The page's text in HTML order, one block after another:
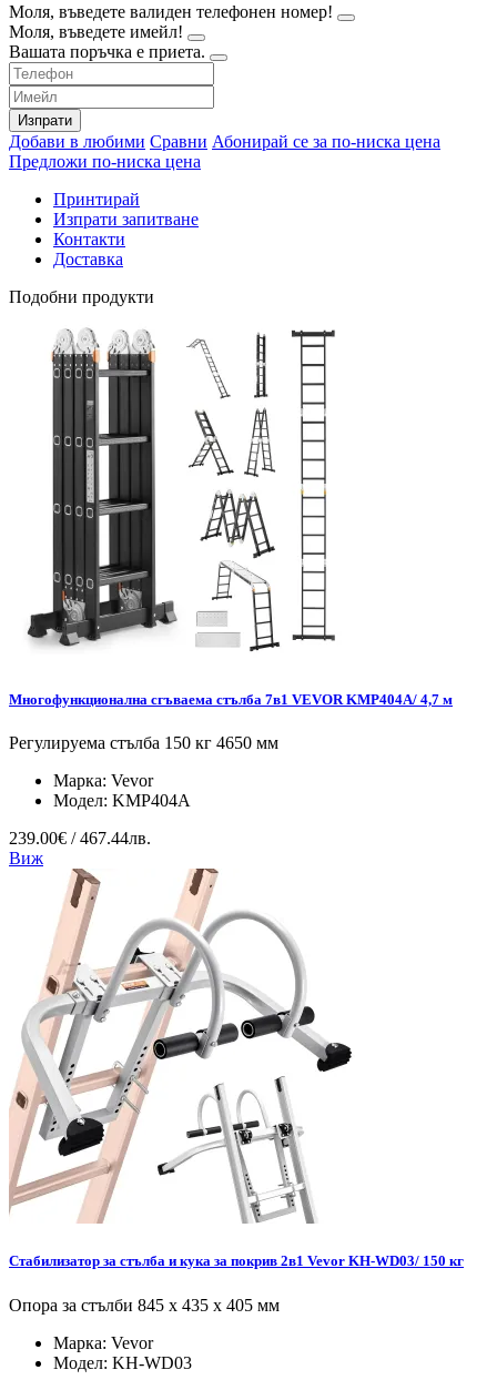
Моля, въведете валиден телефонен номер!
Моля, въведете имейл!
Вашата поръчка е приета.
Изпрати
Добави в любими Сравни Абонирай се за по-ниска цена
Предложи по-ниска цена
Принтирай
Изпрати запитване
Контакти
Доставка
Подобни продукти
Многофункционална сгъваема стълба 7в1 VEVOR KMP404A/ 4,7 м
Регулируема стълба 150 кг 4650 мм
Марка: Vevor
Модел: KMP404A
239.00€ / 467.44лв.
Виж
Стабилизатор за стълба и кука за покрив 2в1 Vevor KH-WD03/ 150 кг
Опора за стълби 845 x 435 x 405 мм
Марка: Vevor
Модел: KH-WD03